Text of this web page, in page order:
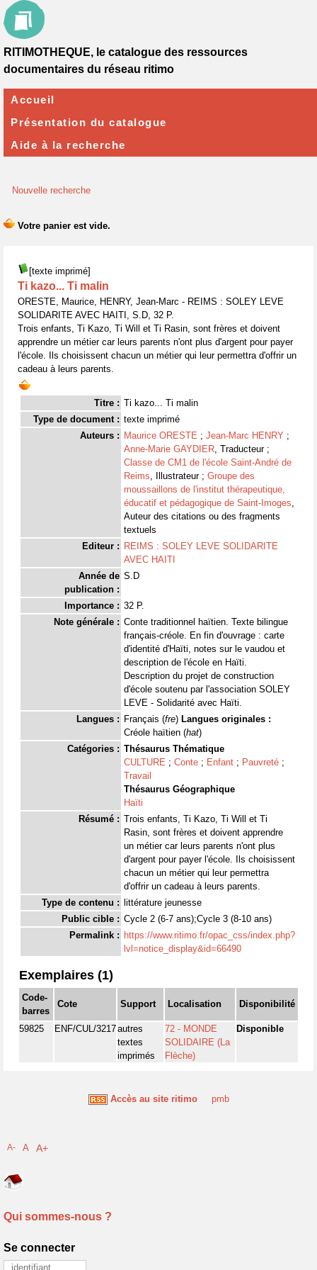
Nouvelle recherche
[texte imprimé]
Ti kazo... Ti malin
ORESTE, Maurice, HENRY, Jean-Marc - REIMS : SOLEY LEVE
SOLIDARITE AVEC HAITI, S.D, 32 P.
Trois enfants, Ti Kazo, Ti Will et Ti Rasin, sont frères et doivent
apprendre un métier car leurs parents n'ont plus d'argent pour payer
l'école. Ils choisissent chacun un métier qui leur permettra d'offrir un
cadeau à leurs parents.
Titre : Ti kazo... Ti malin
Type de document : texte imprimé
Auteurs : Maurice ORESTE ; Jean-Marc HENRY ;
Anne-Marie GAYDIER, Traducteur ;
Classe de CM1 de l'école Saint-André de
Reims, Illustrateur ; Groupe des
moussaillons de l'institut thérapeutique,
éducatif et pédagogique de Saint-Imoges,
Auteur des citations ou des fragments
textuels
Editeur : REIMS : SOLEY LEVE SOLIDARITE
AVEC HAITI
Année de
publication :
S.D
Importance : 32 P.
Note générale : Conte traditionnel haïtien. Texte bilingue
français-créole. En fin d'ouvrage : carte
d'identité d'Haïti, notes sur le vaudou et
description de l'école en Haïti.
Description du projet de construction
d'école soutenu par l'association SOLEY
LEVE - Solidarité avec Haïti.
Langues : Français (fre) Langues originales :
Créole haïtien (hat)
Catégories : Thésaurus Thématique
CULTURE ; Conte ; Enfant ; Pauvreté ;
Travail
Thésaurus Géographique
Haïti
Résumé : Trois enfants, Ti Kazo, Ti Will et Ti
Rasin, sont frères et doivent apprendre
un métier car leurs parents n'ont plus
d'argent pour payer l'école. Ils choisissent
chacun un métier qui leur permettra
d'offrir un cadeau à leurs parents.
Type de contenu :
littérature jeunesse
Public cible : Cycle 2 (6-7 ans);Cycle 3 (8-10 ans)
Permalink : https://www.ritimo.fr/opac_css/index.php?
lvl=notice_display&id=66490
Exemplaires (1)
Code-
barres
Cote Support Localisation Disponibilité
59825 ENF/CUL/3217autres
textes
imprimés
72 - MONDE
SOLIDAIRE (La
Flèche)
Disponible
Accès au site ritimo pmb
RITIMOTHEQUE, le catalogue des ressources
documentaires du réseau ritimo
Accueil
Présentation du catalogue
Aide à la recherche
A- A A+
Qui sommes-nous ?
Se connecter